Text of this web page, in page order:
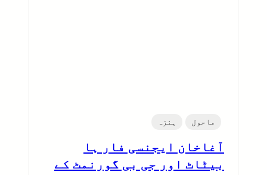
ماحول ہنزہ
آغاخان ایجنسی فار ہا
بیٹاٹ اور جی بی گورنمٹ کے